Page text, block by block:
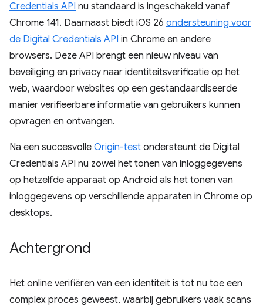
Credentials API nu standaard is ingeschakeld vanaf
Chrome 141. Daarnaast biedt iOS 26 ondersteuning voor
de Digital Credentials API in Chrome en andere
browsers. Deze API brengt een nieuw niveau van
beveiliging en privacy naar identiteitsverificatie op het
web, waardoor websites op een gestandaardiseerde
manier verifieerbare informatie van gebruikers kunnen
opvragen en ontvangen.
Na een succesvolle Origin-test ondersteunt de Digital
Credentials API nu zowel het tonen van inloggegevens
op hetzelfde apparaat op Android als het tonen van
inloggegevens op verschillende apparaten in Chrome op
desktops.
Achtergrond
Het online verifiëren van een identiteit is tot nu toe een
complex proces geweest, waarbij gebruikers vaak scans